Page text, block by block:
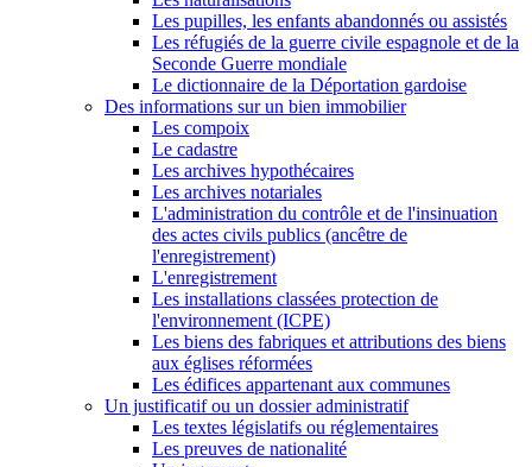
Les pupilles, les enfants abandonnés ou assistés
Les réfugiés de la guerre civile espagnole et de la
Seconde Guerre mondiale
Le dictionnaire de la Déportation gardoise
Des informations sur un bien immobilier
Les compoix
Le cadastre
Les archives hypothécaires
Les archives notariales
L'administration du contrôle et de l'insinuation
des actes civils publics (ancêtre de
l'enregistrement)
L'enregistrement
Les installations classées protection de
l'environnement (ICPE)
Les biens des fabriques et attributions des biens
aux églises réformées
Les édifices appartenant aux communes
Un justificatif ou un dossier administratif
Les textes législatifs ou réglementaires
Les preuves de nationalité